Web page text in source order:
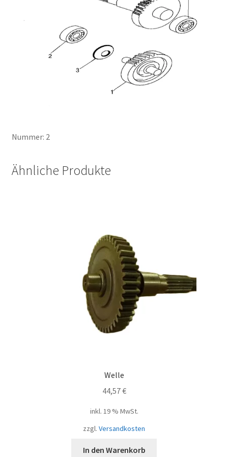
Nummer: 2
Ähnliche Produkte
Welle
44,57€
inkl. 19 % MwSt.
zzgl. Versandkosten
In den Warenkorb